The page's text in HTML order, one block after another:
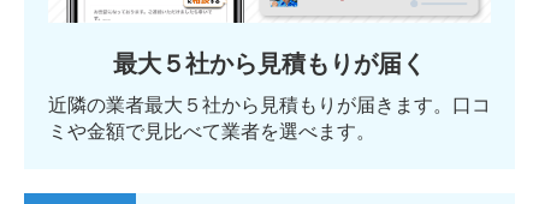
最大５社から見積もりが届く
近隣の業者最大５社から見積もりが届きます。口コ
ミや金額で見比べて業者を選べます。